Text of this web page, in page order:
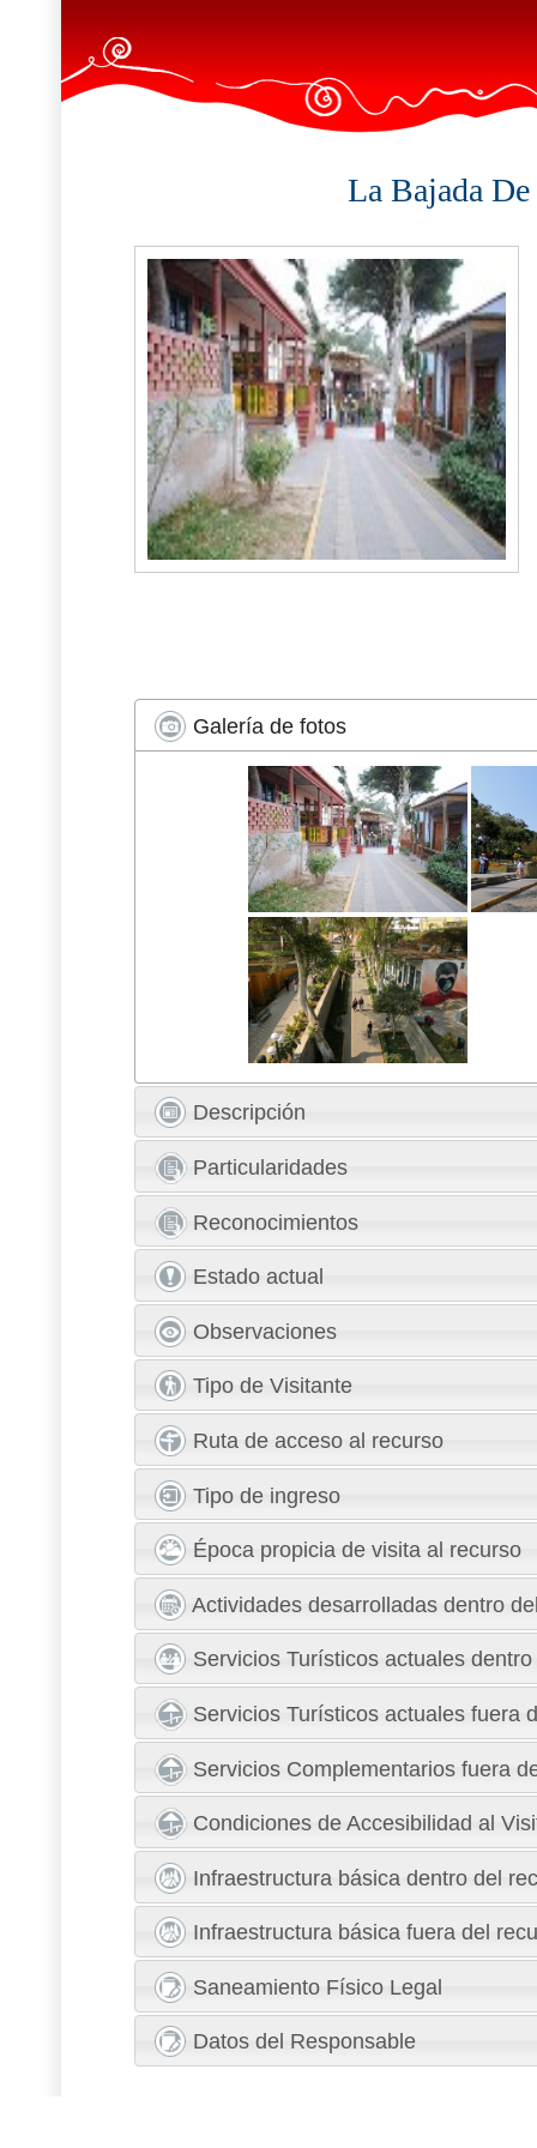
La Bajada
Galería de fotos
Descripción
Particularidades
Reconocimientos
Estado actual
Observaciones
Tipo de Visitante
Ruta de acceso al recurso
Tipo de ingreso
Época propicia de visita al recurso
Actividades desarrolladas dentro
Servicios Turísticos actuales
Servicios Turísticos actuales fuera
Servicios Complementarios fuera
Condiciones de Accesibilidad al
Infraestructura básica dentro del
Infraestructura básica fuera del
Saneamiento Físico Legal
Datos del Responsable